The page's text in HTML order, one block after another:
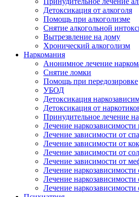
Детоксикация от алкоголя
Помощь при алкоголизме
Снятие алкогольной
Вытрезвление на дому
Хронический алкоголизм
Наркомания
Анонимное лечение
Снятие ломки
Помощь при передозировке
УБОД
Детоксикация
Детоксикация от
Принудительное лечение
Лечение наркозависимости
Лечение зависимости от
Лечение зависимости от
Лечение зависимости от
Лечение зависимости от
Лечение наркозависимости
Лечение
Лечение наркозависимости